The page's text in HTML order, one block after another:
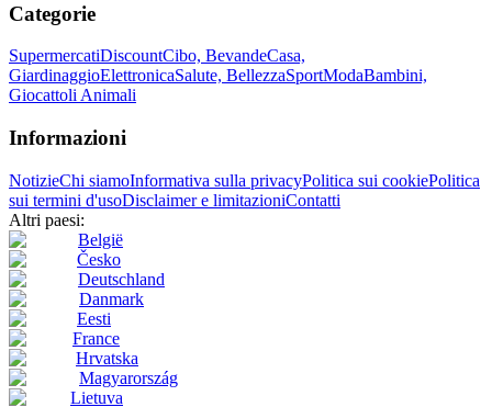
Categorie
SupermercatiDiscountCibo, BevandeCasa,
GiardinaggioElettronicaSalute, BellezzaSportModaBambini,
GiocattoliAnimali
Informazioni
NotizieChi siamoInformativa sulla privacyPolitica sui cookiePolitica
sui termini d'usoDisclaimer e limitazioniContatti
Altri paesi:
België
Česko
Deutschland
Danmark
Eesti
France
Hrvatska
Magyarország
Lietuva